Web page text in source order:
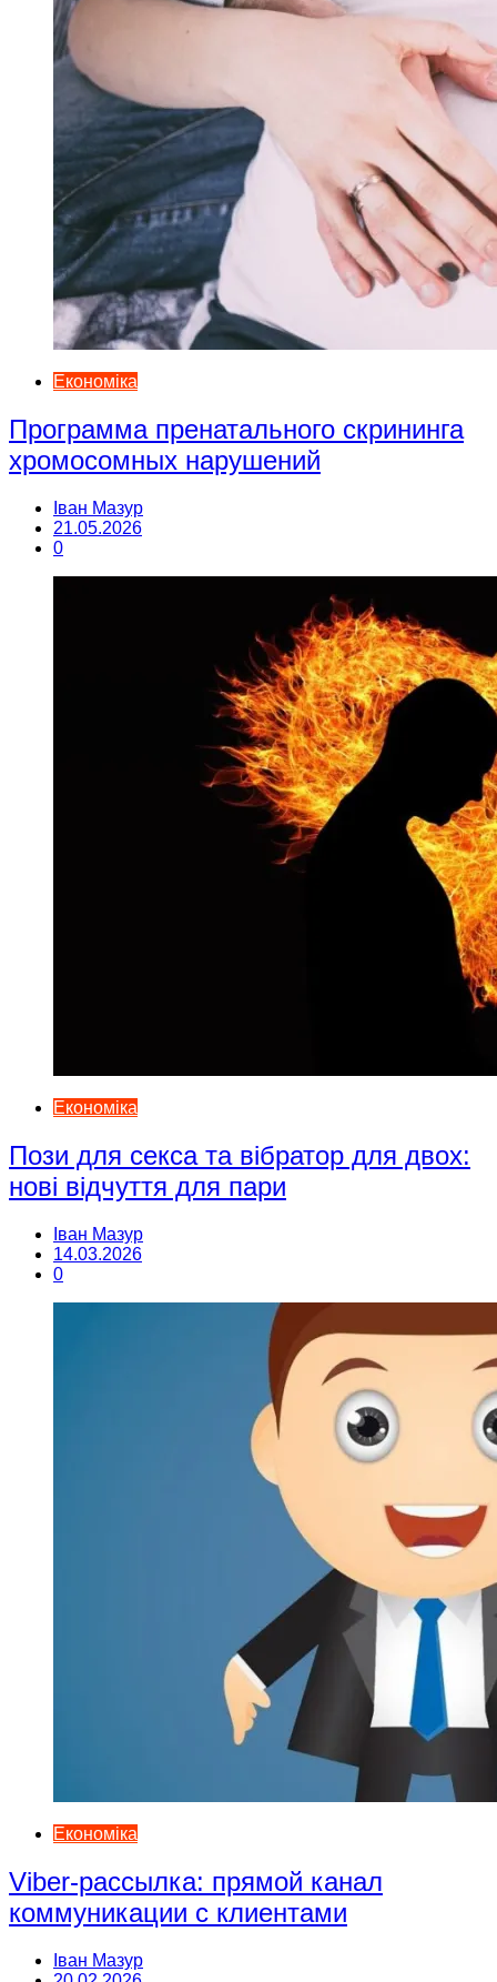
Економіка
Программа пренатального скрининга
хромосомных нарушений
Іван Мазур
21.05.2026
0
Економіка
Пози для секса та вібратор для двох:
нові відчуття для пари
Іван Мазур
14.03.2026
0
Економіка
Viber-рассылка: прямой канал
коммуникации с клиентами
Іван Мазур